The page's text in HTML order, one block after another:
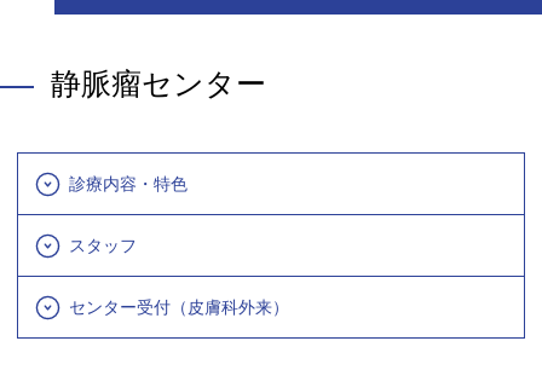
静脈瘤センター
診療内容・特色
スタッフ
センター受付（皮膚科外来）